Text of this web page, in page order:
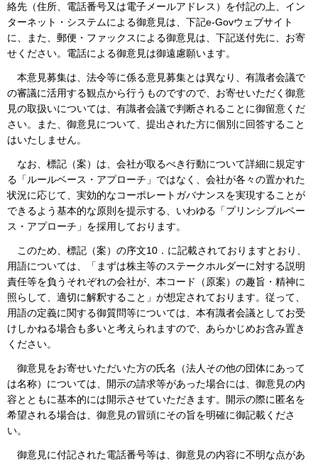
絡先（住所、電話番号又は電子メールアドレス）を付記の上、イン
ターネット・システムによる御意見は、下記e-Govウェブサイト
に、また、郵便・ファックスによる御意見は、下記送付先に、お寄
せください。電話による御意見は御遠慮願います。
本意見募集は、法令等に係る意見募集とは異なり、有識者会議で
の審議に活用する観点から行うものですので、お寄せいただく御意
見の取扱いについては、有識者会議で判断されることに御留意くだ
さい。また、御意見について、提出された方に個別に回答すること
はいたしません。
なお、標記（案）は、会社が取るべき行動について詳細に規定す
る「ルールベース・アプローチ」ではなく、会社が各々の置かれた
状況に応じて、実効的なコーポレートガバナンスを実現することが
できるよう基本的な原則を提示する、いわゆる「プリンシプルベー
ス・アプローチ」を採用しております。
このため、標記（案）の序文10．に記載されておりますとおり、
用語については、「まずは株主等のステークホルダーに対する説明
責任等を負うそれぞれの会社が、本コード（原案）の趣旨・精神に
照らして、適切に解釈すること」が想定されております。従って、
用語の定義に関する御質問等については、本有識者会議としてお受
けしかねる場合も多いと考えられますので、あらかじめお含み置き
ください。
御意見をお寄せいただいた方の氏名（法人その他の団体にあって
は名称）については、開示の請求等があった場合には、御意見の内
容とともに基本的には開示させていただきます。開示の際に匿名を
希望される場合は、御意見の冒頭にその旨を明確に御記載くださ
い。
御意見に付記された電話番号等は、御意見の内容に不明な点があ